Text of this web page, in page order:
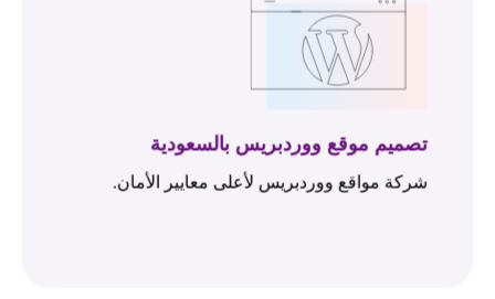
تصميم موقع ووردبريس بالسعودية
شركة مواقع ووردبريس لأعلى معايير الأمان.